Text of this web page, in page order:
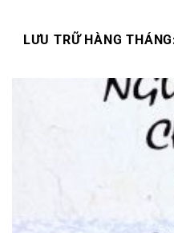
LƯU TRỮ HÀNG